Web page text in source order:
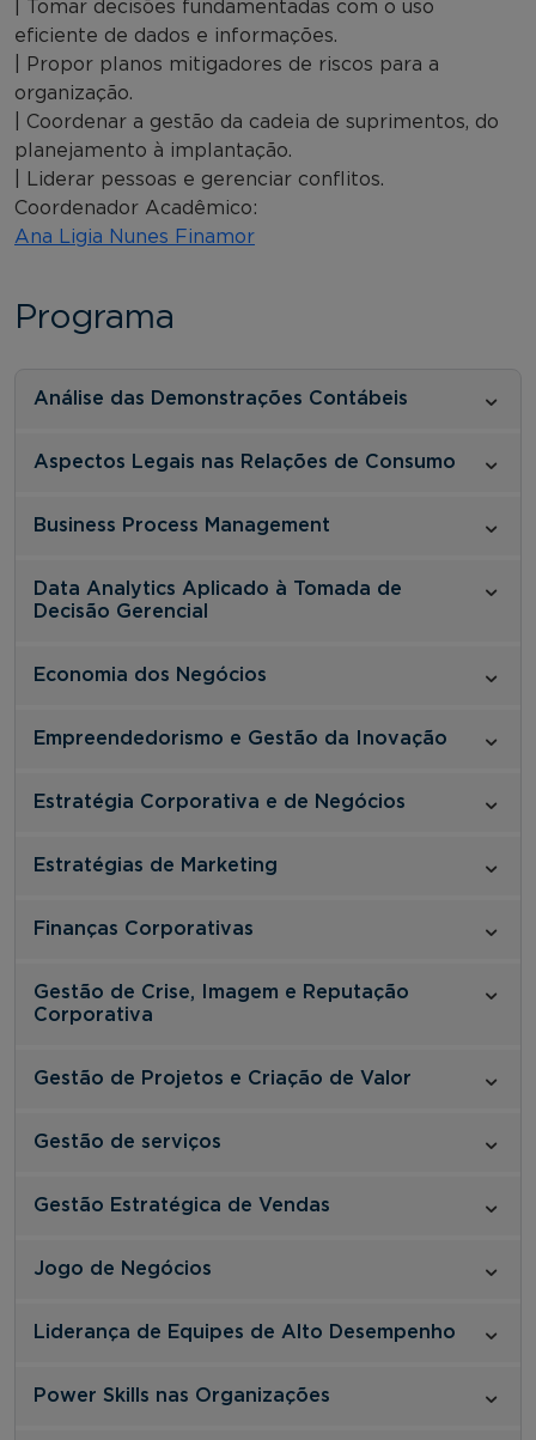
| Tomar decisões fundamentadas com o uso
eficiente de dados e informações.
| Propor planos mitigadores de riscos para a
organização.
| Coordenar a gestão da cadeia de suprimentos, do
planejamento à implantação.
| Liderar pessoas e gerenciar conflitos.
Coordenador Acadêmico:
Ana Ligia Nunes Finamor
Programa
Análise das Demonstrações Contábeis
Aspectos Legais nas Relações de Consumo
Business Process Management
Data Analytics Aplicado à Tomada de
Decisão Gerencial
Economia dos Negócios
Empreendedorismo e Gestão da Inovação
Estratégia Corporativa e de Negócios
Estratégias de Marketing
Finanças Corporativas
Gestão de Crise, Imagem e Reputação
Corporativa
Gestão de Projetos e Criação de Valor
Gestão de serviços
Gestão Estratégica de Vendas
Jogo de Negócios
Liderança de Equipes de Alto Desempenho
Power Skills nas Organizações